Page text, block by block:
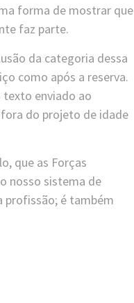
forma de mostrar que
faz parte.
da categoria dessa
como após a reserva.
enviado ao
fora do projeto de idade
que as Forças
nosso sistema de
profissão; é também